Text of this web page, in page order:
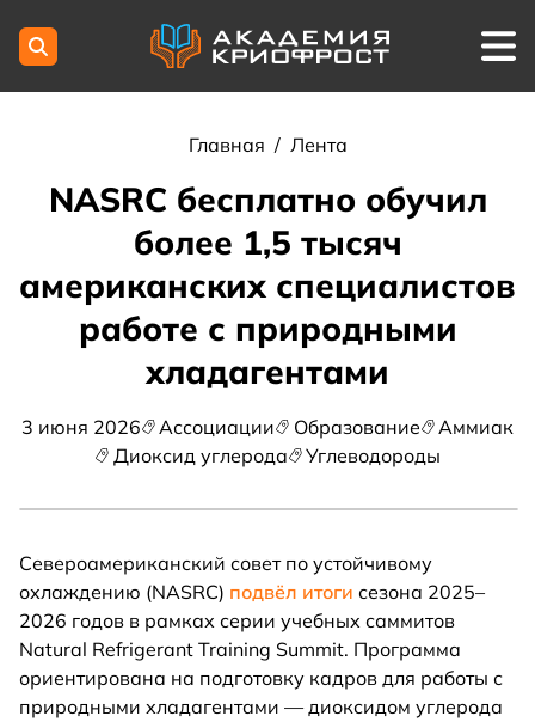
Главная / Лента
NASRC бесплатно обучил
более 1,5 тысяч
американских специалистов
работе с природными
хладагентами
3 июня 2026 Ассоциации Образование
Аммиак
Диоксид углерода
Углеводороды
Североамериканский совет по устойчивому
охлаждению (NASRC) подвёл итоги сезона 2025–
2026 годов в рамках серии учебных саммитов
Natural Refrigerant Training Summit. Программа
ориентирована на подготовку кадров для работы с
природными хладагентами — диоксидом углерода